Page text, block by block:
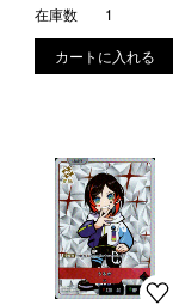
在庫数 1